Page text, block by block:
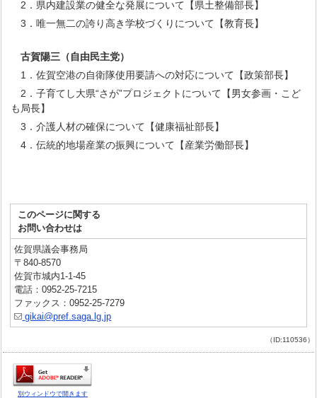
2．県内建設業の健全な発展について【県土整備部長】
3．唯一無二の誇り高き学校づくりについて【教育長】
古賀陽三 （自由民主党）
1．佐賀空港の自衛隊使用要請への対応について【政策部長】
2．子育てし大県“さが”プロジェクトについて【男女参画・こど
も局長】
3．介護人材の確保について【健康福祉部長】
4．伝統的地場産業の振興について【産業労働部長】
このページに関する
お問い合わせは
佐賀県議会事務局
〒840-8570
佐賀市城内1-1-45
電話：0952-25-7215
ファックス：0952-25-7279
gikai@pref.saga.lg.jp
（ID:110536）
別ウィンドウで開きます